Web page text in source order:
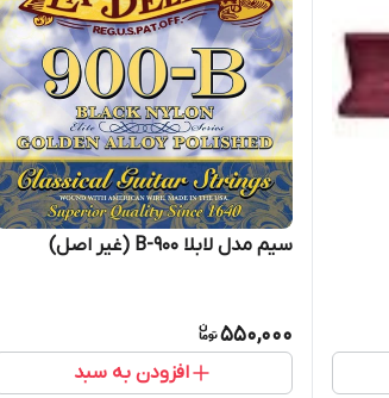
سیم مدل لابلا 900-B (غیر اصل)
550,000
افزودن به سبد